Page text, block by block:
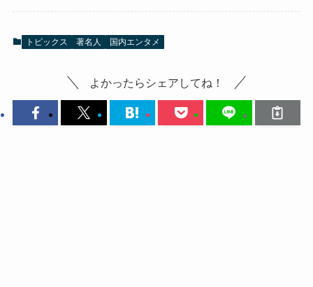
トピックス 著名人 国内エンタメ
よかったらシェアしてね！